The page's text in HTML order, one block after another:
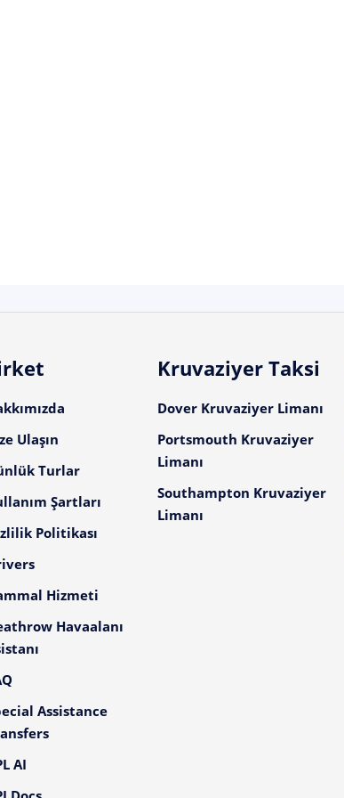
Ulaşın
Turlar
Şartları
Politikası
Hizmeti
Havaalanı
Assistance
AI
Kruvaziyer Taksi
Dover Kruvaziyer Limanı
Portsmouth Kruvaziyer
Limanı
Southampton Kruvaziyer
Limanı